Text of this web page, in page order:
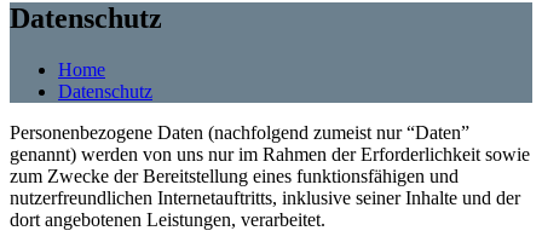
Datenschutz
Home
Datenschutz
Personenbezogene Daten (nachfolgend zumeist nur “Daten”
genannt) werden von uns nur im Rahmen der Erforderlichkeit sowie
zum Zwecke der Bereitstellung eines funktionsfähigen und
nutzerfreundlichen Internetauftritts, inklusive seiner Inhalte und der
dort angebotenen Leistungen, verarbeitet.